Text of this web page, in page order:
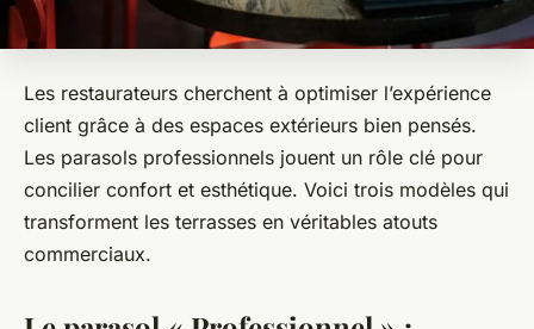
Les restaurateurs cherchent à optimiser l’expérience
client grâce à des espaces extérieurs bien pensés.
Les parasols professionnels jouent un rôle clé pour
concilier confort et esthétique. Voici trois modèles qui
transforment les terrasses en véritables atouts
commerciaux.